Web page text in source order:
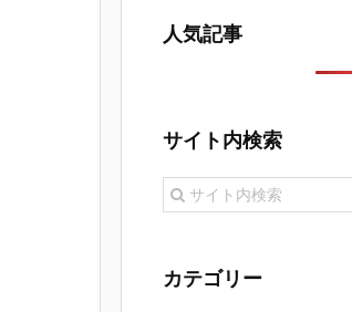
人気記事
サイト内検索
カテゴリー